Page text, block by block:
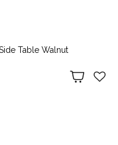
Table Walnut